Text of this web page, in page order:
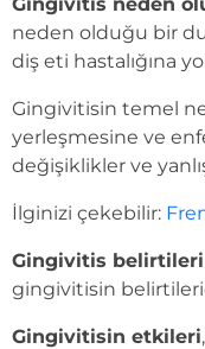
neden olduğu bir
diş eti hastalığına
Gingivitisin temel
yerleşmesine ve
değişiklikler ve
İlginizi çekebilir:
Gingivitis
gingivitisin
Gingivitisin etkileri